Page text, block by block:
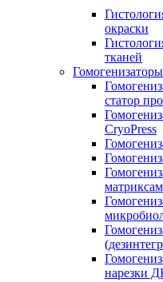
окраски
тканей
Гомогенизаторы
статор
CryoPress
нарезки